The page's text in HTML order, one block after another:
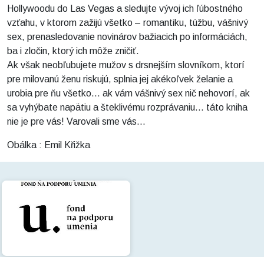
Hollywoodu do Las Vegas a sledujte vývoj ich ľúbostného
vzťahu, v ktorom zažijú všetko – romantiku, túžbu, vášnivý
sex, prenasledovanie novinárov bažiacich po informáciách,
ba i zločin, ktorý ich môže zničiť.
Ak však neobľubujete mužov s drsnejším slovníkom, ktorí
pre milovanú ženu riskujú, splnia jej akékoľvek želanie a
urobia pre ňu všetko... ak vám vášnivý sex nič nehovorí, ak
sa vyhýbate napätiu a šteklivému rozprávaniu... táto kniha
nie je pre vás! Varovali sme vás...
Obálka : Emil Křižka